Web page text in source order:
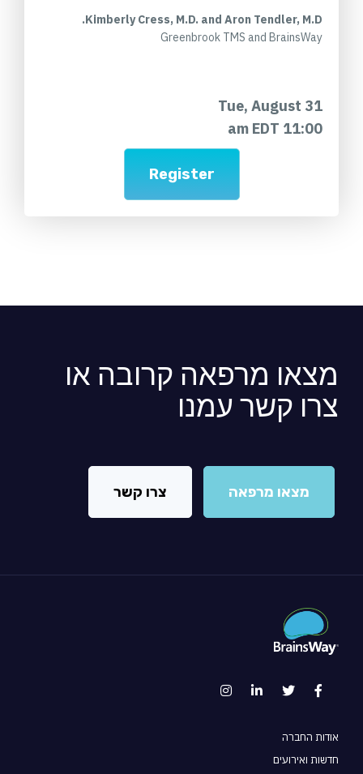
Kimberly Cress, M.D. and Aron Tendler, M.D.
Greenbrook TMS and BrainsWay
Tue, August 31
11:00 am EDT
Register
מצאו מרפאה קרובה או
צרו קשר עמנו
מצאו מרפאה צרו קשר
אודות החברה
חדשות ואירועים